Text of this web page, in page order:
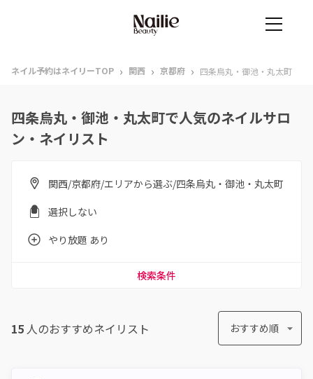
ネイル予約はネイリーTOP › 関西 › 京都府 › 四条烏丸・御池・丸太町
四条烏丸・御池・丸太町で人気のネイルサロ
ン・ネイリスト
関西/京都府/エリアから選ぶ/四条烏丸・御池・丸太町
選択しない
やり放題 あり
検索条件
15 人のおすすめネイリスト おすすめ順